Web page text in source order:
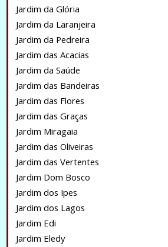
Jardim da Glória
Jardim da Laranjeira
Jardim da Pedreira
Jardim das Acacias
Jardim da Saúde
Jardim das Bandeiras
Jardim das Flores
Jardim das Graças
Jardim Miragaia
Jardim das Oliveiras
Jardim das Vertentes
Jardim Dom Bosco
Jardim dos Ipes
Jardim dos Lagos
Jardim Edi
Jardim Eledy